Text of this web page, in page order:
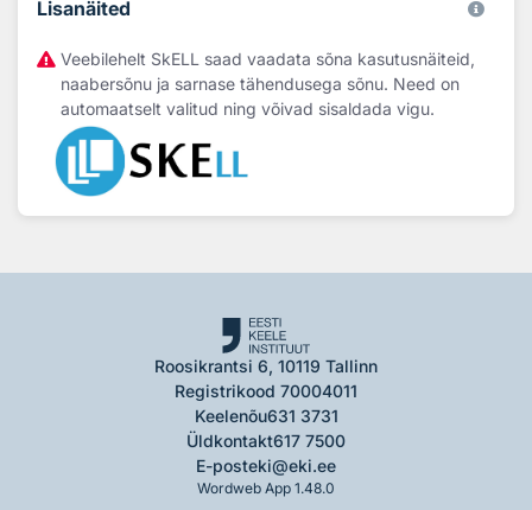
Lisanäited
Veebilehelt SkELL saad vaadata sõna kasutusnäiteid,
naabersõnu ja sarnase tähendusega sõnu. Need on
automaatselt valitud ning võivad sisaldada vigu.
Roosikrantsi 6, 10119 Tallinn
Registrikood 70004011
Keelenõu631 3731
Üldkontakt617 7500
E-posteki@eki.ee
Wordweb App 1.48.0